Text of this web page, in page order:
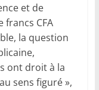
et de
francs CFA
la question
ont droit à la
sens figuré »,